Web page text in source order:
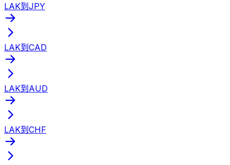
LAK到JPY
LAK到CAD
LAK到AUD
LAK到CHF